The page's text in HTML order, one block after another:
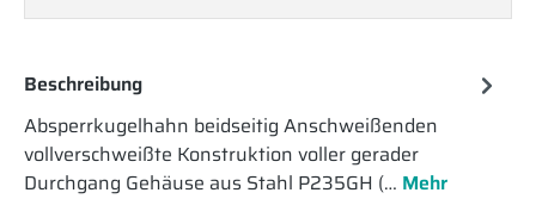
Beschreibung
Absperrkugelhahn beidseitig Anschweißenden
vollverschweißte Konstruktion voller gerader
Durchgang Gehäuse aus Stahl P235GH (… Mehr